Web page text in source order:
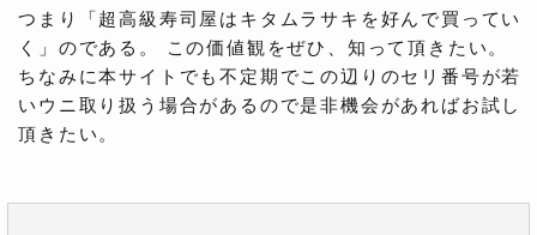
つまり「超高級寿司屋はキタムラサキを好んで買ってい
く」のである。 この価値観をぜひ、知って頂きたい。
ちなみに本サイトでも不定期でこの辺りのセリ番号が若
いウニ取り扱う場合があるので是非機会があればお試し
頂きたい。